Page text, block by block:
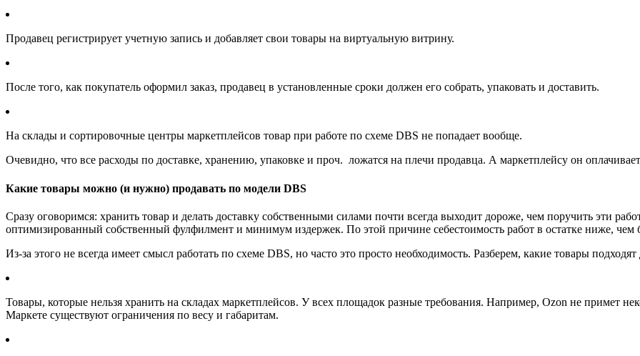
Продавец регистрирует учетную запись и добавляет свои товары на виртуальную витрину.
После того, как покупатель оформил заказ, продавец в установленные сроки должен его собрать, упаковать и доставить.
На склады и сортировочные центры маркетплейсов товар при работе по схеме DBS не попадает вообще.
Очевидно, что все расходы по доставке, хранению, упаковке и проч. ложатся на плечи продавца. А маркетплейсу он
Какие товары можно (и нужно) продавать по модели DBS
Сразу оговоримся: хранить товар и делать доставку собственными силами почти всегда выходит дороже, чем поручить эти
оптимизированный собственный фулфилмент и минимум издержек. По этой причине себестоимость работ в остатке ниже, чем
Из-за этого не всегда имеет смысл работать по схеме DBS, но часто это просто необходимость. Разберем, какие товары
Товары, которые нельзя хранить на складах маркетплейсов. У всех площадок разные требования. Например, Ozon не примет
Маркете существуют ограничения по весу и габаритам.